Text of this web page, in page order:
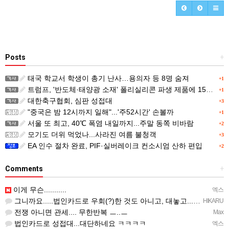
+
Posts
+1
태국 학교서 학생이 총기 난사…용의자 등 8명 숨져
+1
트럼프, '반도체·태양광 소재' 폴리실리콘 파생 제품에 15% 관세...한국 기업도 영향
+3
대한축구협회, 심판 성접대
+1
"중국은 밤 12시까지 일해"...'주52시간' 손볼까
+2
서울 또 최고, 40℃ 폭염 내일까지...주말 동쪽 비바람
+3
모기도 더위 먹었나...사라진 여름 불청객
+2
EA 인수 절차 완료, PIF·실버레이크 컨소시엄 산하 편입
+
Comments
엑스
이게 무슨...........
HIKARU
그니까요.....법인카드로 우회(?)한 것도 아니고, 대놓고...ㅋ ㅋ)
Max
전쟁 아니면 관세.... 무한반복 ㅡ..ㅡ
엑스
법인카드로 성접대...대단하네요 ㅋㅋㅋㅋ